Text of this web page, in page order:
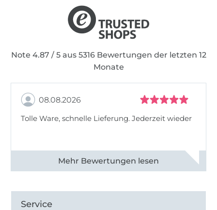
Note 4.87 / 5 aus 5316 Bewertungen der letzten 12
Monate
08.08.2026
Tolle Ware, schnelle Lieferung. Jederzeit wieder
Alle 83013 Bewertungen ansehen
Service